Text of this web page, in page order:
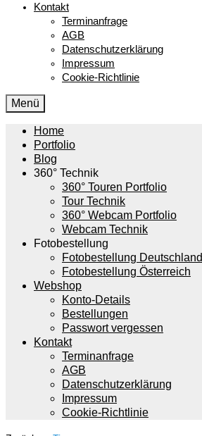
Kontakt
Terminanfrage
AGB
Datenschutzerklärung
Impressum
Cookie-Richtlinie
Menü
Home
Portfolio
Blog
360° Technik
360° Touren Portfolio
Tour Technik
360° Webcam Portfolio
Webcam Technik
Fotobestellung
Fotobestellung Deutschland
Fotobestellung Österreich
Webshop
Konto-Details
Bestellungen
Passwort vergessen
Kontakt
Terminanfrage
AGB
Datenschutzerklärung
Impressum
Cookie-Richtlinie